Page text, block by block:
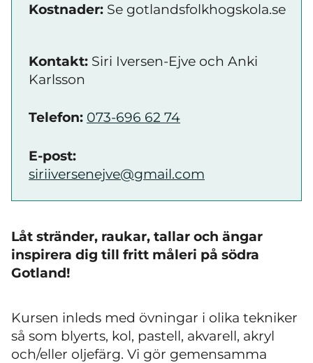
Kostnader: Se gotlandsfolkhogskola.se
Kontakt: Siri Iversen-Ejve och Anki
Karlsson
Telefon: 073-696 62 74
E-post:
siriiversenejve@gmail.com
Låt stränder, raukar, tallar och ängar
inspirera dig till fritt måleri på södra
Gotland!
Kursen inleds med övningar i olika tekniker
så som blyerts, kol, pastell, akvarell, akryl
och/eller oljefärg. Vi gör gemensamma